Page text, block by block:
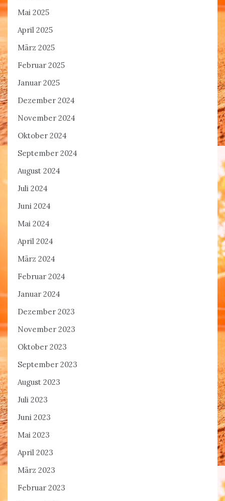
Mai 2025
April 2025
März 2025
Februar 2025
Januar 2025
Dezember 2024
November 2024
Oktober 2024
September 2024
August 2024
Juli 2024
Juni 2024
Mai 2024
April 2024
März 2024
Februar 2024
Januar 2024
Dezember 2023
November 2023
Oktober 2023
September 2023
August 2023
Juli 2023
Juni 2023
Mai 2023
April 2023
März 2023
Februar 2023